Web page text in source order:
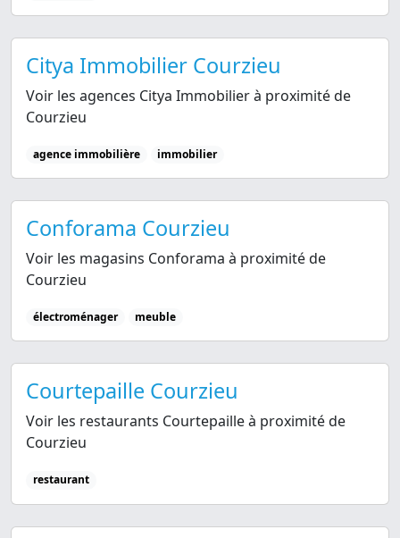
Citya Immobilier Courzieu
Voir les agences Citya Immobilier à proximité de
Courzieu
agence immobilière immobilier
Conforama Courzieu
Voir les magasins Conforama à proximité de
Courzieu
électroménager meuble
Courtepaille Courzieu
Voir les restaurants Courtepaille à proximité de
Courzieu
restaurant